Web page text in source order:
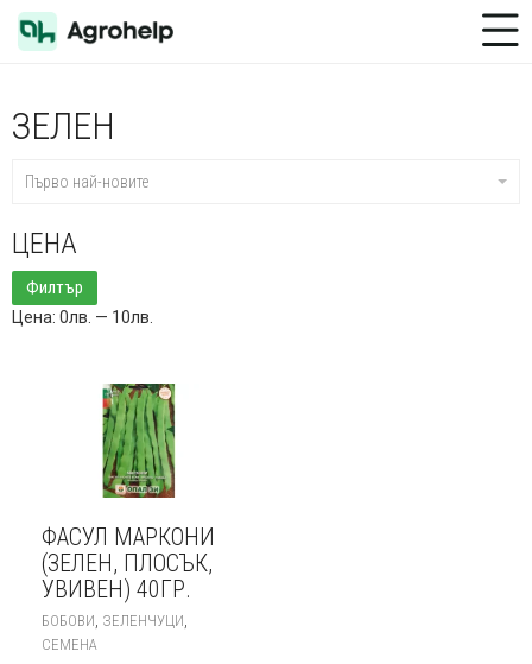
Toggle Menu
ЗЕЛЕН
Първо най-новите
ЦЕНА
Минимална
цена
Максимална
цена
Филтър
Цена: 0лв. — 10лв.
ФАСУЛ МАРКОНИ
(ЗЕЛЕН, ПЛОСЪК,
УВИВЕН) 40ГР.
БОБОВИ, ЗЕЛЕНЧУЦИ,
СЕМЕНА